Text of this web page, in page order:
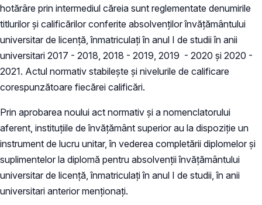
hotărâre prin intermediul căreia sunt reglementate denumirile
titlurilor și calificărilor conferite absolvenților învățământului
universitar de licență, înmatriculați în anul I de studii în anii
universitari 2017 - 2018, 2018 - 2019, 2019 - 2020 și 2020 -
2021. Actul normativ stabilește și nivelurile de calificare
corespunzătoare fiecărei calificări.
Prin aprobarea noului act normativ și a nomenclatorului
aferent, instituțiile de învățământ superior au la dispoziție un
instrument de lucru unitar, în vederea completării diplomelor și
suplimentelor la diplomă pentru absolvenții învățământului
universitar de licență, înmatriculați în anul I de studii, în anii
universitari anterior menționați.